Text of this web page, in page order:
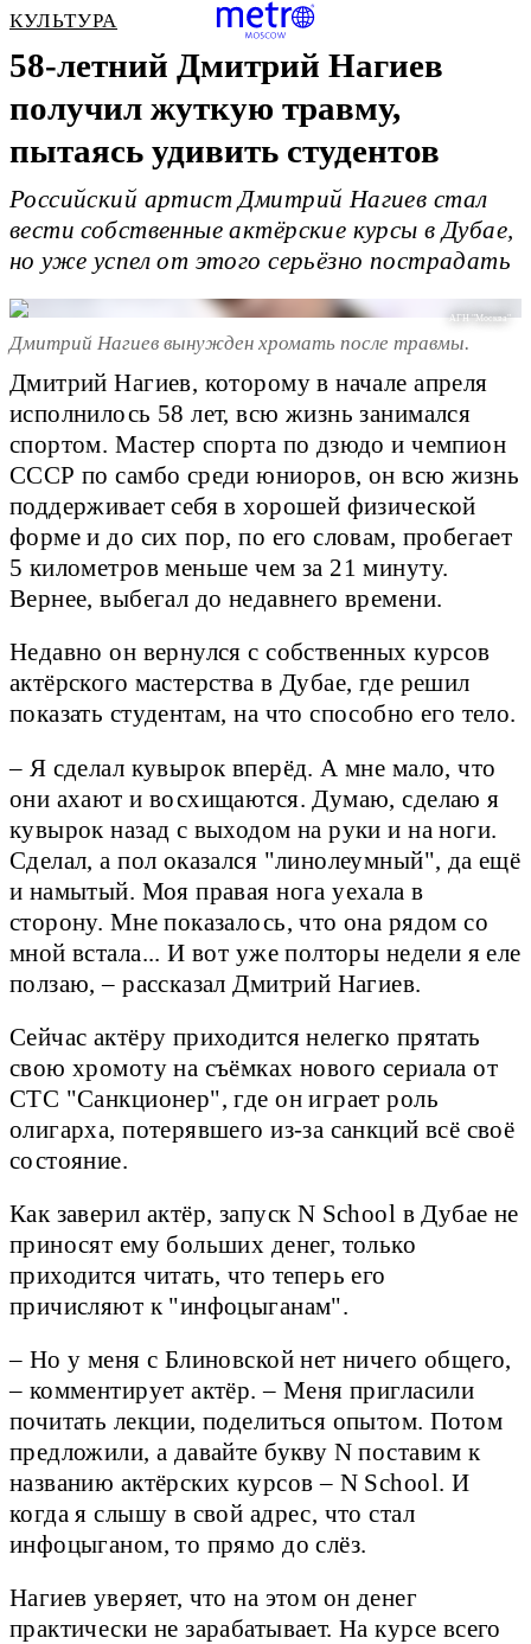
КУЛЬТУРА
58-летний Дмитрий Нагиев
получил жуткую травму,
пытаясь удивить студентов
Российский артист Дмитрий Нагиев стал
вести собственные актёрские курсы в Дубае,
но уже успел от этого серьёзно пострадать
АГН "Москва"
Дмитрий Нагиев вынужден хромать после травмы.
Дмитрий Нагиев, которому в начале апреля
исполнилось 58 лет, всю жизнь занимался
спортом. Мастер спорта по дзюдо и чемпион
СССР по самбо среди юниоров, он всю жизнь
поддерживает себя в хорошей физической
форме и до сих пор, по его словам, пробегает
5 километров меньше чем за 21 минуту.
Вернее, выбегал до недавнего времени.
Недавно он вернулся с собственных курсов
актёрского мастерства в Дубае, где решил
показать студентам, на что способно его тело.
– Я сделал кувырок вперёд. А мне мало, что
они ахают и восхищаются. Думаю, сделаю я
кувырок назад с выходом на руки и на ноги.
Сделал, а пол оказался "линолеумный", да ещё
и намытый. Моя правая нога уехала в
сторону. Мне показалось, что она рядом со
мной встала... И вот уже полторы недели я еле
ползаю, – рассказал Дмитрий Нагиев.
Сейчас актёру приходится нелегко прятать
свою хромоту на съёмках нового сериала от
СТС "Санкционер", где он играет роль
олигарха, потерявшего из-за санкций всё своё
состояние.
Как заверил актёр, запуск N School в Дубае не
приносят ему больших денег, только
приходится читать, что теперь его
причисляют к "инфоцыганам".
– Но у меня с Блиновской нет ничего общего,
– комментирует актёр. – Меня пригласили
почитать лекции, поделиться опытом. Потом
предложили, а давайте букву N поставим к
названию актёрских курсов – N School. И
когда я слышу в свой адрес, что стал
инфоцыганом, то прямо до слёз.
Нагиев уверяет, что на этом он денег
практически не зарабатывает. На курсе всего